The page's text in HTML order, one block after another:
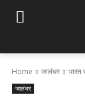
Home जालंधर भारत
जालंधर